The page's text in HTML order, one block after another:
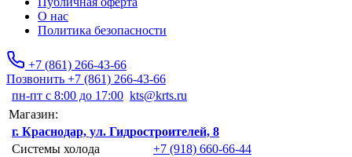
О нас
Политика безопасности
+7 (861) 266-43-66
Позвонить +7 (861) 266-43-66
пн-пт с 8:00 до 17:00 kts@krts.ru
Магазин:
г. Краснодар, ул. Гидростроителей, 8
Системы холода
+7 (918) 660-66-44